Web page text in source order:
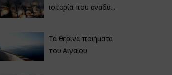
ιστορία που αναδύ...
Τα θερινά ποιήματα
του Αιγαίου